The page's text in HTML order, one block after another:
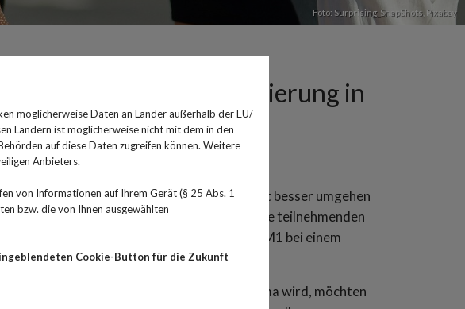
Foto: Surprising_SnapShots, Pixabay
M1 soll Orientierung in
- vor allem körperlich. Damit Mädchen damit besser umgehen
beantwortet bekommen, bieten die teilnehmenden
2024 an, die Mädchensprechstunde M1 bei einem
verändert und auch die Sexualität zum Thema wird, möchten
möglicherweise Daten an Länder außerhalb der EU/
Ländern ist möglicherweise nicht mit dem in den
auf diese Daten zugreifen können. Weitere
Anbieters.
von Informationen auf Ihrem Gerät (§ 25 Abs. 1
bzw. die von Ihnen ausgewählten
Cookie-Button für die Zukunft